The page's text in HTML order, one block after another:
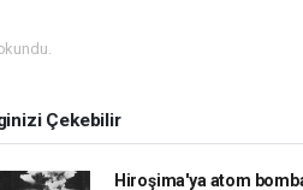
Çekebilir
Hiroşima'ya atom